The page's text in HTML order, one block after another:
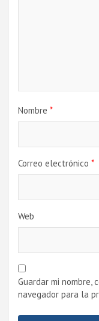
Nombre *
Correo electrónico *
Web
Guardar mi nombre,
navegador para la